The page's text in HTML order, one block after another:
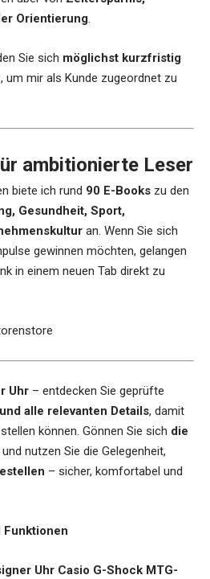
Orientierung.
Sie sich möglichst kurzfristig
um mir als Kunde zugeordnet zu
ambitionierte Leser
biete ich rund 90 E-Books zu den
Gesundheit, Sport,
an. Wenn Sie sich
gewinnen möchten, gelangen
in einem neuen Tab direkt zu
Uhr – entdecken Sie geprüfte
alle relevanten Details, damit
können. Gönnen Sie sich die
und nutzen Sie die Gelegenheit,
– sicher, komfortabel und
Funktionen
Uhr Casio G-Shock MTG-